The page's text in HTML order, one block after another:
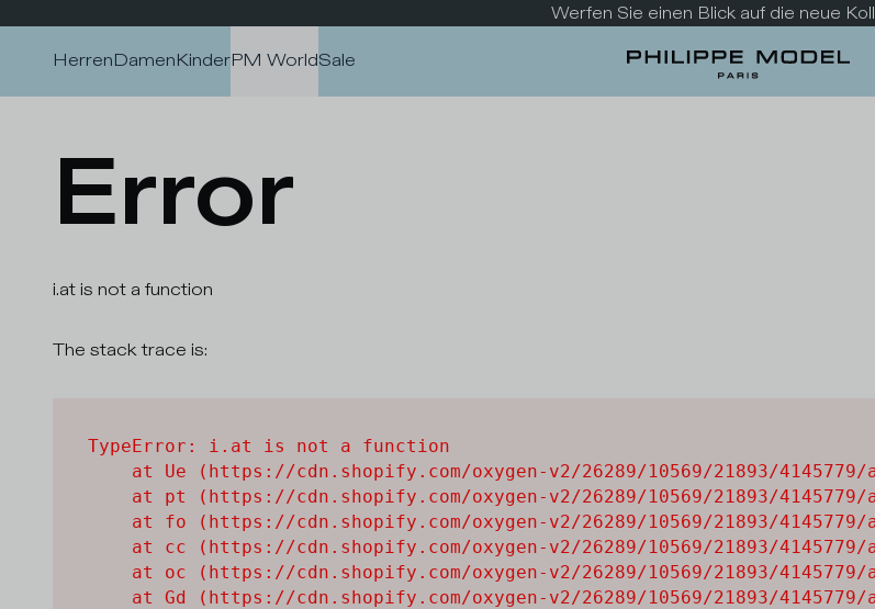
Werfen Sie einen Blick auf die neue
HerrenDamenKinderPM WorldSale
Error
i.at is not a function
The stack trace is:
TypeError: i.at is not a function
at Ue (https://cdn.shopify.com/oxygen-v2/26289/10569/21893/
at pt (https://cdn.shopify.com/oxygen-v2/26289/10569/21893/
at fo (https://cdn.shopify.com/oxygen-v2/26289/10569/21893/
at cc (https://cdn.shopify.com/oxygen-v2/26289/10569/21893/
at oc (https://cdn.shopify.com/oxygen-v2/26289/10569/21893/
at Gd (https://cdn.shopify.com/oxygen-v2/26289/10569/21893/